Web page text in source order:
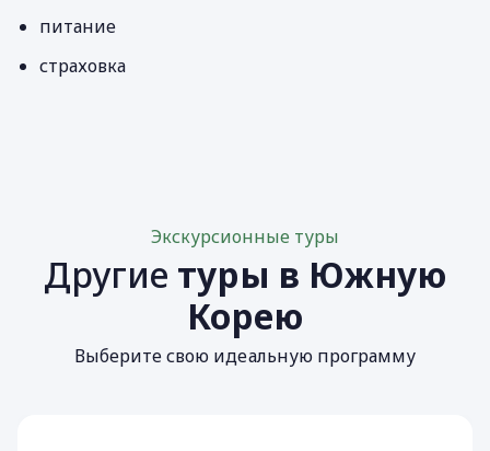
питание
страховка
Экскурсионные туры
Другие туры в Южную
Корею
Выберите свою идеальную программу